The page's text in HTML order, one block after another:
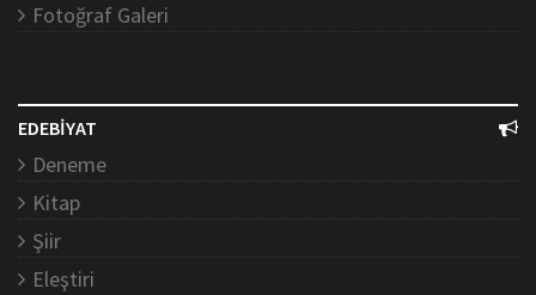
Fotoğraf Galeri
EDEBİYAT
Deneme
Kitap
Şiir
Eleştiri